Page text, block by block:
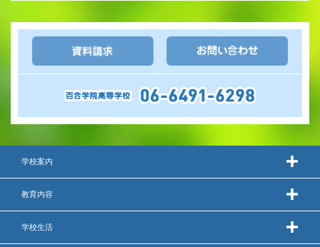
学校案内
教育内容
学校生活